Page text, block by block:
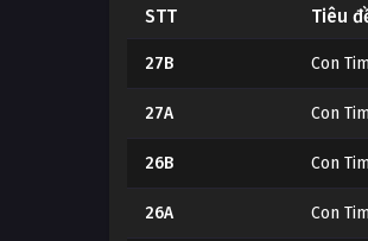
STT Tiêu
27B Con
27A Con
26B Con
26A Con